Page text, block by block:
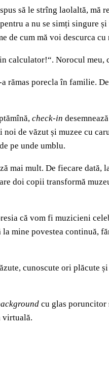
să le strîng laolaltă, mă
a nu se simți singure
de cum mă voi descurca cu
calculator!“. Norocul meu,
rămas porecla în familie.
check-in
de văzut și muzee cu
pe unde umblu.
mai mult. De fiecare dată,
doi copii transformă
că vom fi muzicieni
mine povestea continuă,
cunoscute ori plăcute
cu glas poruncitor
virtuală.